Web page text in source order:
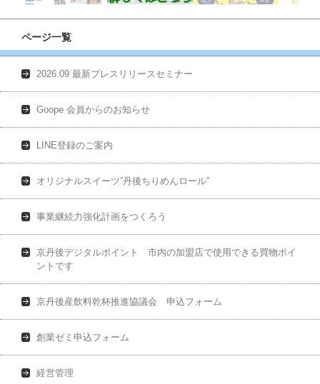
ページ一覧
2026.09 最新プレスリリースセミナー
Goope 会員からのお知らせ
LINE登録のご案内
オリジナルスイーツ”丹後ちりめんロール”
事業継続力強化計画をつくろう
京丹後デジタルポイント 市内の加盟店で使用できる買物ポイ
ントです
京丹後産飲料乾杯推進協議会 申込フォーム
創業ゼミ申込フォーム
経営管理